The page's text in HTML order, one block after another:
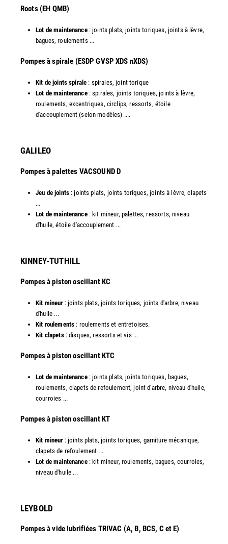
Roots (EH QMB)
Lot de maintenance : joints plats, joints toriques, joints à lèvre,
bagues, roulements ...
​Pompes à spirale (ESDP GVSP XDS nXDS)
Kit de joints spirale : spirales, joint torique
Lot de maintenance: spirales, joints toriques, joints à lèvre,
roulements, excentriques, circlips, ressorts, étoile
d'accouplement (selon modèles) ....​
GALILEO
Pompes à palettes VACSOUND D
Jeu de joints : joints plats, joints toriques, joints à lèvre, clapets
...
Lot de maintenance: kit mineur, palettes, ressorts, niveau
d'huile, étoile d'accouplement ...​​
KINNEY-TUTHILL
Pompes à piston oscillant KC
Kit mineur : joints plats, joints toriques, joints d'arbre, niveau
d'huile ...
Kit roulements : roulements et entretoises.
Kit clapets: disques, ressorts et vis ...
​Pompes à piston oscillant KTC
Lot de maintenance : joints plats, joints toriques, bagues,
roulements, clapets de refoulement, joint d'arbre, niveau d'huile,
courroies ...
​Pompes à piston oscillant KT
Kit mineur : joints plats, joints toriques, garniture mécanique,
clapets de refoulement ...
Lot de maintenance: kit mineur, roulements, bagues, courroies,
niveau d'huile ...​
LEYBOLD
Pompes à vide lubrifiées TRIVAC (A, B, BCS, C et E)